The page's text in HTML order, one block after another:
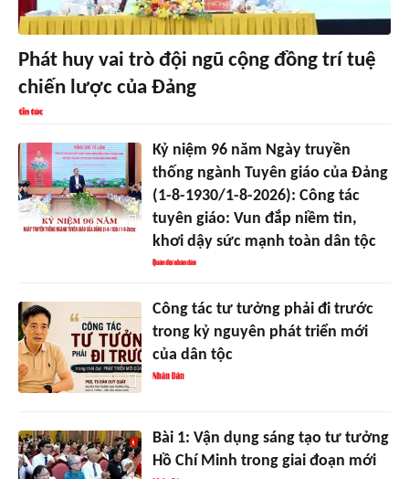
Phát huy vai trò đội ngũ cộng đồng trí tuệ
chiến lược của Đảng
Kỷ niệm 96 năm Ngày truyền
thống ngành Tuyên giáo của Đảng
(1-8-1930/1-8-2026): Công tác
tuyên giáo: Vun đắp niềm tin,
khơi dậy sức mạnh toàn dân tộc
Công tác tư tưởng phải đi trước
trong kỷ nguyên phát triển mới
của dân tộc
Bài 1: Vận dụng sáng tạo tư tưởng
Hồ Chí Minh trong giai đoạn mới